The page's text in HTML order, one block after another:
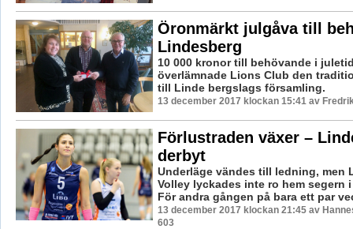
Öronmärkt julgåva till
Lindesberg
10 000 kronor till behövande i
överlämnade Lions Club den
till Linde bergslags församling.
13 december 2017 klockan 15:41 av
Förlustraden växer –
derbyt
Underläge vändes till ledning, men
Volley lyckades inte ro hem segern
För andra gången på bara ett par
13 december 2017 klockan 21:45 av
603